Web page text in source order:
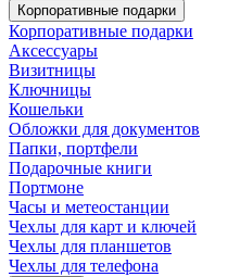
Корпоративные подарки
Корпоративные подарки
Аксессуары
Визитницы
Ключницы
Кошельки
Обложки для документов
Папки, портфели
Подарочные книги
Портмоне
Часы и метеостанции
Чехлы для карт и ключей
Чехлы для планшетов
Чехлы для телефона